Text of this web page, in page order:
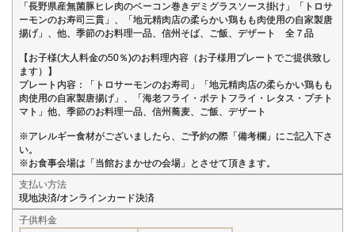
「長野県産無菌豚ヒレ肉のベーコン巻きデミグラスソース掛け」「トロサ
ーモンのお寿司三貫」、「地元精肉店の柔らかい鶏もも肉使用の自家製唐
揚げ」、他、季節のお料理一品、信州そば、ご飯、デザート 全７品
【お子様(大人料金の50％)のお料理内容（お子様用プレートでご提供致し
ます）】
プレート内容：「トロサーモンのお寿司」「地元精肉店の柔らかい鶏もも
肉使用の自家製唐揚げ」、「海老フライ・ポテトフライ・レタス・プチト
マト」他、季節のお料理一品、信州蕎麦、ご飯、デザート
※アレルギー食材がございましたら、ご予約の際「備考欄」にご記入下さ
い。
※お食事会場は「当館おまかせの会場」とさせて頂きます。
支払い方法
現地決済/オンラインカード決済
子供料金